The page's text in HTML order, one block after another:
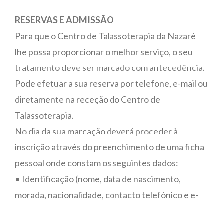
RESERVAS E ADMISSÃO
Para que o Centro de Talassoterapia da Nazaré
lhe possa proporcionar o melhor serviço, o seu
tratamento deve ser marcado com antecedência.
Pode efetuar a sua reserva por telefone, e-mail ou
diretamente na receção do Centro de
Talassoterapia.
No dia da sua marcação deverá proceder à
inscrição através do preenchimento de uma ficha
pessoal onde constam os seguintes dados:
• Identificação (nome, data de nascimento,
morada, nacionalidade, contacto telefónico e e-